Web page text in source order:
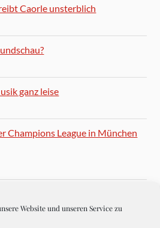
Website und unseren Service zu
Caorle unsterblich
ganz leise
Champions League in München